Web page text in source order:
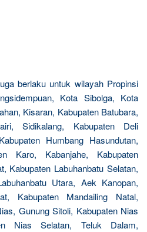
berlaku untuk wilayah Propinsi
Kota Sibolga, Kota
Kisaran, Kabupaten Batubara,
Sidikalang, Kabupaten Deli
Humbang Hasundutan,
Karo, Kabanjahe, Kabupaten
Kabupaten Labuhanbatu Selatan,
Utara, Aek Kanopan,
Kabupaten Mandailing Natal,
Gunung Sitoli, Kabupaten Nias
Nias Selatan, Teluk Dalam,